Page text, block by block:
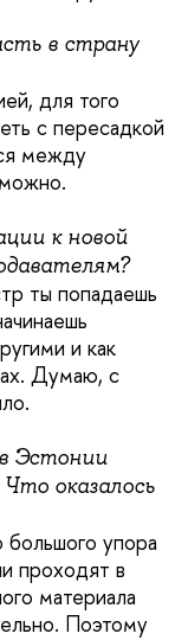
в страну
для того
с пересадкой
между
к новой
ты попадаешь
и как
Думаю, с
Эстонии
оказалось
большого упора
проходят в
материала
Поэтому